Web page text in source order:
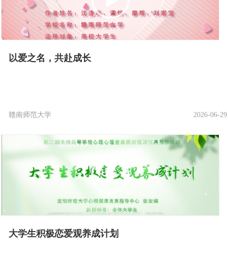
以爱之名，共赴成长
赣南师范大学 2026-06-29
大学生积极恋爱观养成计划